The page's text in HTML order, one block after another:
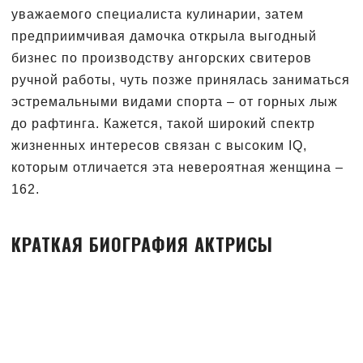
уважаемого специалиста кулинарии, затем
предприимчивая дамочка открыла выгодный
бизнес по производству ангорских свитеров
ручной работы, чуть позже принялась заниматься
эстремальными видами спорта – от горных лыж
до рафтинга. Кажется, такой широкий спектр
жизненных интересов связан с высоким IQ,
которым отличается эта невероятная женщина –
162.
КРАТКАЯ БИОГРАФИЯ АКТРИСЫ